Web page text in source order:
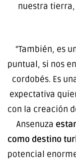
nuestra
“También, es
puntual, si nos
cordobés. Es
expectativa
con la creación
Ansenuza
como destino
potencial